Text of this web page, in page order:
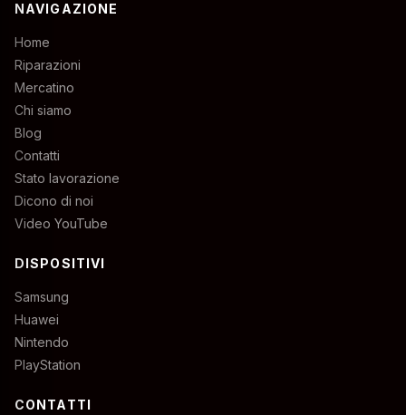
NAVIGAZIONE
Home
Riparazioni
Mercatino
Chi siamo
Blog
Contatti
Stato lavorazione
Dicono di noi
Video YouTube
DISPOSITIVI
Samsung
Huawei
Nintendo
PlayStation
CONTATTI